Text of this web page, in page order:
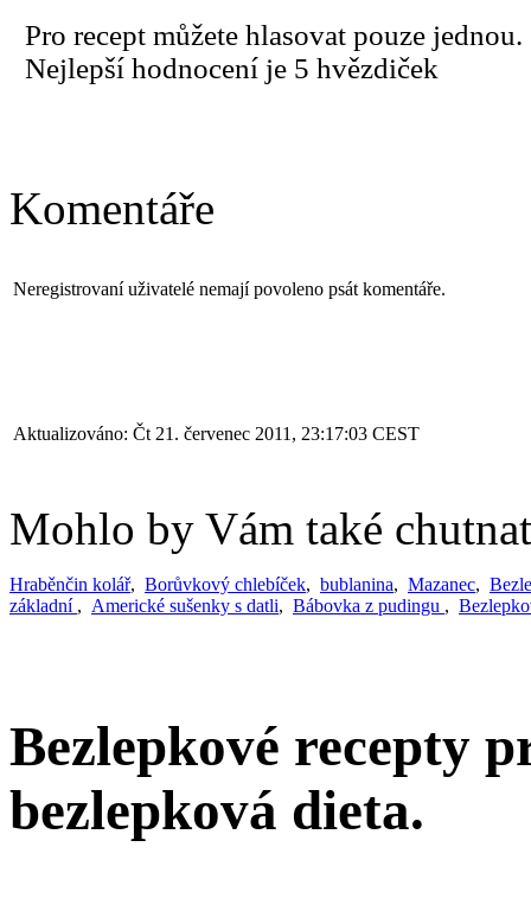
Pro recept můžete hlasovat pouze jednou.
Nejlepší hodnocení je 5 hvězdiček
Komentáře
Neregistrovaní uživatelé nemají povoleno psát komentáře.
Aktualizováno: Čt 21. červenec 2011, 23:17:03 CEST
Mohlo by Vám také
Hraběnčin kolář, Borůvkový chlebíček, bublanina, Mazanec,
základní , Americké sušenky s datli, Bábovka z pudingu ,
Bezlepkové recepty
bezlepková dieta.